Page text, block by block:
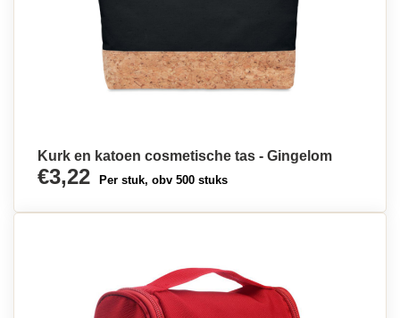
Kurk en katoen cosmetische tas - Gingelom
€3,22 Per stuk, obv 500 stuks